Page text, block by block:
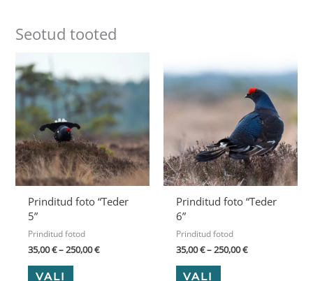
Seotud tooted
Prinditud foto “Teder
5”
Prinditud fotod
35,00€–250,00€
kuni
250,00 €
VALI
tootel
on
mitu
varianti.
Valikuid
saab
teha
tootelehel.
Prinditud foto “Teder
6”
Prinditud fotod
35,00€–250,00€
35,00 €
kuni
250,00 €
VALI
tootel
on
mitu
varianti.
Valikuid
saab
teha
tootelehel.